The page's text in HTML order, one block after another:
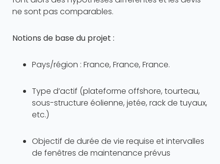
ne sont pas comparables.
Notions de base du projet :
Pays/région : France, France, France.
Type d’actif (plateforme offshore, tourteau,
sous-structure éolienne, jetée, rack de tuyaux,
etc.)
Objectif de durée de vie requise et intervalles
de fenêtres de maintenance prévus